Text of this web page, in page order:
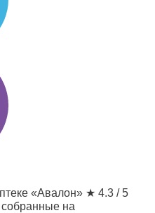
«Авалон» ★ 4.3 / 5
на